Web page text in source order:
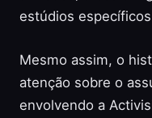
estúdios
Mesmo assim, o
atenção sobre o
envolvendo a